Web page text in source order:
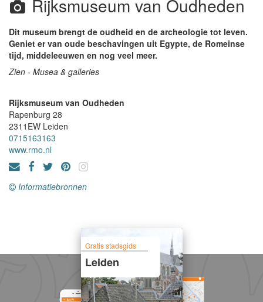
Rijksmuseum van Oudheden
Dit museum brengt de oudheid en de archeologie tot leven.
Geniet er van oude beschavingen uit Egypte, de Romeinse
tijd, middeleeuwen en nog veel meer.
Zien - Musea & galleries
Rijksmuseum van Oudheden
Rapenburg 28
2311EW Leiden
0715163163
www.rmo.nl
Informatiebronnen
Gratis stadsgids
Leiden